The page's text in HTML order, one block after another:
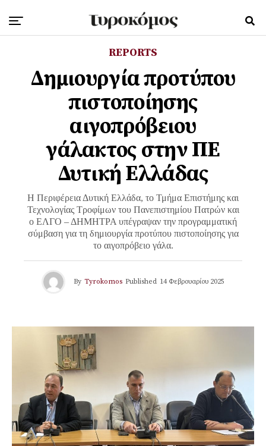
REPORTS
Δημιουργία προτύπου
πιστοποίησης
αιγοπρόβειου
γάλακτος στην ΠΕ
Δυτική Ελλάδας
Η Περιφέρεια Δυτική Ελλάδα, το Τμήμα Επιστήμης και
Τεχνολογίας Τροφίμων του Πανεπιστημίου Πατρών και
ο ΕΛΓΟ – ΔΗΜΗΤΡΑ υπέγραψαν την προγραμματική
σύμβαση για τη δημιουργία προτύπου πιστοποίησης για
το αιγοπρόβειο γάλα.
By Tyrokomos Published 14 Φεβρουαρίου 2025